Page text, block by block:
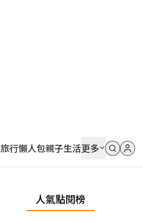
旅行懶人包親子生活更多
人氣點閱榜